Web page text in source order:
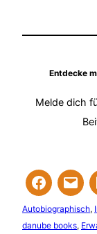
Entdecke
Melde dich
Autobiographisch,
danube books,